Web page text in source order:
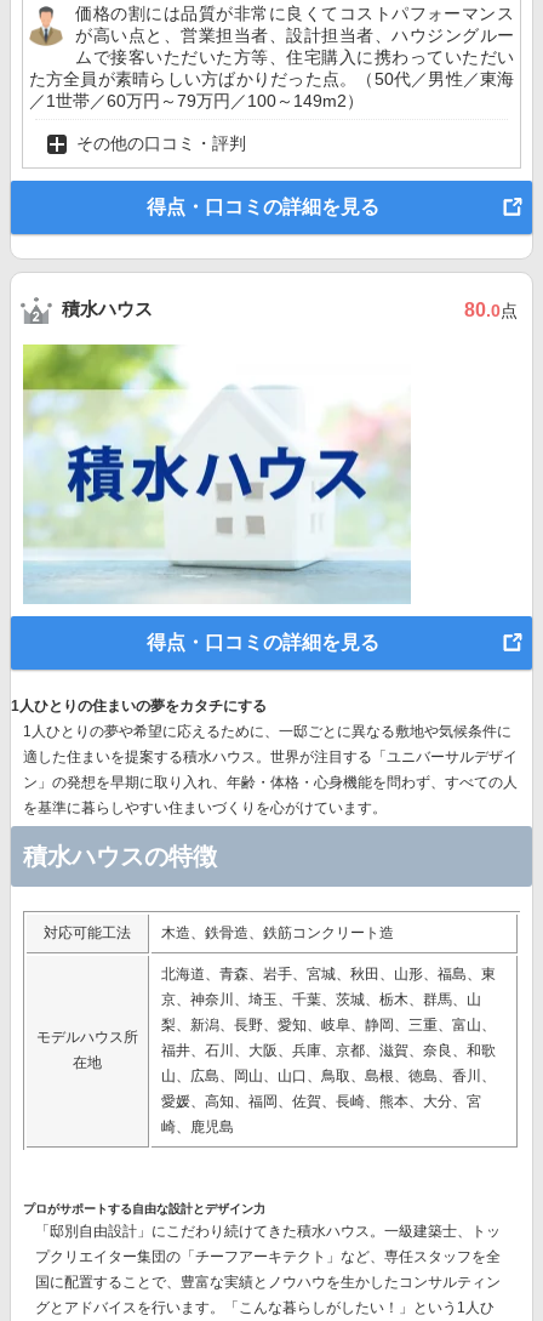
価格の割には品質が非常に良くてコストパフォーマンス
が高い点と、営業担当者、設計担当者、ハウジングルー
ムで接客いただいた方等、住宅購入に携わっていただい
た方全員が素晴らしい方ばかりだった点。（50代／男性／東海
／1世帯／60万円～79万円／100～149m2）
その他の口コミ・評判
得点・口コミの詳細を見る
積水ハウス 80.0点
得点・口コミの詳細を見る
1人ひとりの住まいの夢をカタチにする
1人ひとりの夢や希望に応えるために、一邸ごとに異なる敷地や気候条件に
適した住まいを提案する積水ハウス。世界が注目する 「ユニバーサルデザイ
ン」の発想を早期に取り入れ、年齢・体格・心身機能を問わず、すべての人
を基準に暮らしやすい住まいづくりを心がけています。
積水ハウスの特徴
対応可能工法 木造、鉄骨造、鉄筋コンクリート造
モデルハウス所
在地
北海道、青森、岩手、宮城、秋田、山形、福島、東
京、神奈川、埼玉、千葉、茨城、栃木、群馬、山
梨、新潟、長野、愛知、岐阜、静岡、三重、富山、
福井、石川、大阪、兵庫、京都、滋賀、奈良、和歌
山、広島、岡山、山口、鳥取、島根、徳島、香川、
愛媛、高知、福岡、佐賀、長崎、熊本、大分、宮
崎、鹿児島
プロがサポートする自由な設計とデザイン力
「邸別自由設計」 にこだわり続けてきた積水ハウス。一級建築士、トッ
プクリエイター集団の 「チーフアーキテクト」 など、専任スタッフを全
国に配置することで、豊富な実績とノウハウを生かしたコンサルティン
グとアドバイスを行います。「こんな暮らしがしたい！」という1人ひ